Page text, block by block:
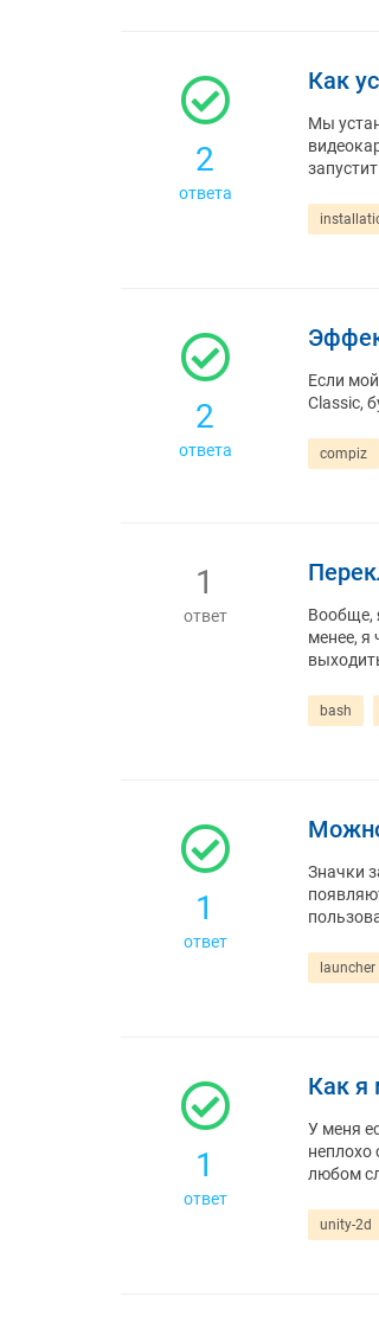
2
ответа
Как
Мы
2
ответа
Если
Classic,
compiz
1
ответ
Вообще,
менее, я
bash
1
ответ
Значки
launcher
1
ответ
Как я
У меня
неплохо
любом
unity-2d